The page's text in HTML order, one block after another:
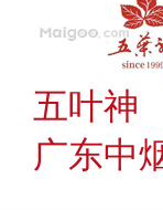
五叶神
广东中